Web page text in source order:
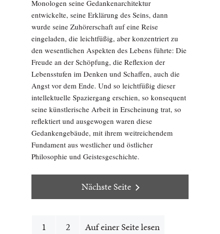
Monologen seine Gedankenarchitektur
entwickelte, seine Erklärung des Seins, dann
wurde seine Zuhörerschaft auf eine Reise
eingeladen, die leichtfüßig, aber konzentriert zu
den wesentlichen Aspekten des Lebens führte: Die
Freude an der Schöpfung, die Reflexion der
Lebensstufen im Denken und Schaffen, auch die
Angst vor dem Ende. Und so leichtfüßig dieser
intellektuelle Spaziergang erschien, so konsequent
seine künstlerische Arbeit in Erscheinung trat, so
reflektiert und ausgewogen waren diese
Gedankengebäude, mit ihrem weitreichendem
Fundament aus westlicher und östlicher
Philosophie und Geistesgeschichte.
Nächste Seite
1 2 Auf einer Seite lesen